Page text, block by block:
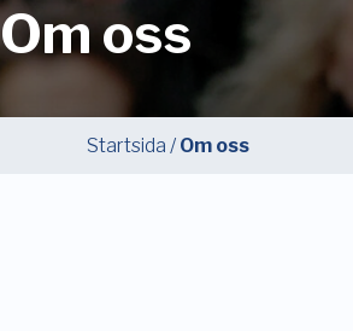
Om oss
Startsida / Om oss